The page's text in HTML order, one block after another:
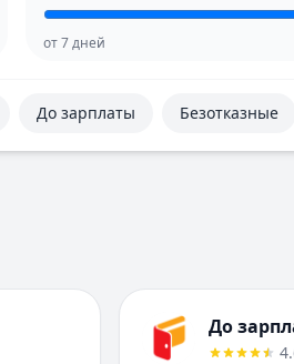
от7дней
До зарплаты Безотказные
До